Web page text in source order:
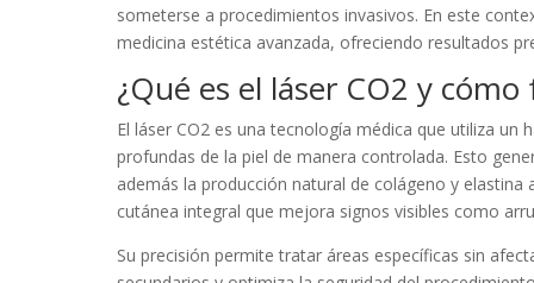
someterse a procedimientos invasivos. En este
medicina estética avanzada, ofreciendo resultados
¿Qué es el láser CO2 y
El láser CO2 es una tecnología médica que utiliza
profundas de la piel de manera controlada. Esto
además la producción natural de colágeno y
cutánea integral que mejora signos visibles como
Su precisión permite tratar áreas específicas sin